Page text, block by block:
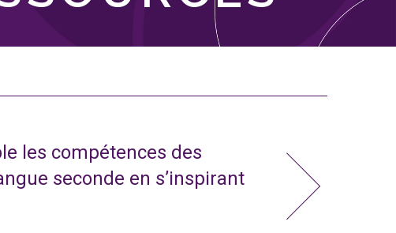
les compétences des
seconde en s’inspirant